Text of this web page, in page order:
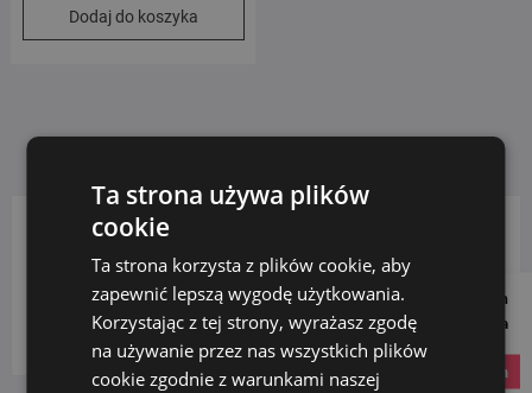
Dodaj do koszyka
KATEGORIE PRODUKTÓW
Wybierz kategorię
Follow us on
Social Media
instagram
Ta strona używa plików
cookie
Ta strona korzysta z plików cookie, aby
zapewnić lepszą wygodę użytkowania.
Korzystając z tej strony, wyrażasz zgodę
na używanie przez nas wszystkich plików
cookie zgodnie z warunkami naszej